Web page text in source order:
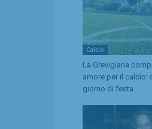
Calcio
La Grevigiana
amore per il calcio:
giorno di festa